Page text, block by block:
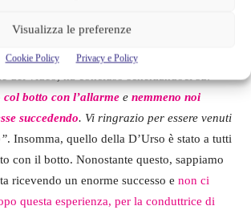
Visualizza le preferenze
Cookie Policy Privacy e Policy
unfalso allarme, ma lei si è spaventata
botto con l’allarme e nemmeno noi
succedendo. Vi ringrazio per essere venuti
. Insomma, quello della D’Urso è stato a tutti
con il botto. Nonostante questo, sappiamo
ricevendo un enorme successo e non ci
questa esperienza, per la conduttrice di